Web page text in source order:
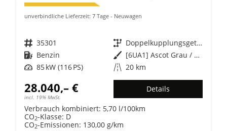
unverbindliche Lieferzeit: 7 Tage Neuwagen
Fahrzeugnr. 35301 Getriebe
Doppelkupplungsgetriebe (DSG)
Kraftstoff Benzin Außenfarbe
[6UA1] Ascot Grau / Dach Schwarz
Leistung 85 kW (116 PS) Kilometerstand 20 km
28.040,– €
incl. 19% MwSt.
Details
Verbrauch kombiniert: 5,70 l/100km
CO2-Klasse: D
CO2-Emissionen: 130,00 g/km